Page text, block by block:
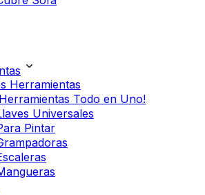
Herramientas
Todo en Uno!
Universales
Pintar